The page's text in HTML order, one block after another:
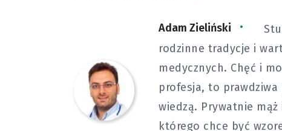
Adam Zieliński
rodzinne tradycje i
medycznych. Chęć i
profesja, to
wiedzą. Prywatnie
którego chce być